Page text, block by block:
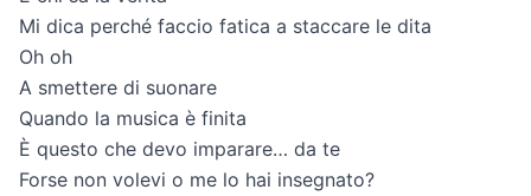
Mi dica perché faccio fatica a staccare le dita
Oh oh
A smettere di suonare
Quando la musica è finita
È questo che devo imparare… da te
Forse non volevi o me lo hai insegnato?